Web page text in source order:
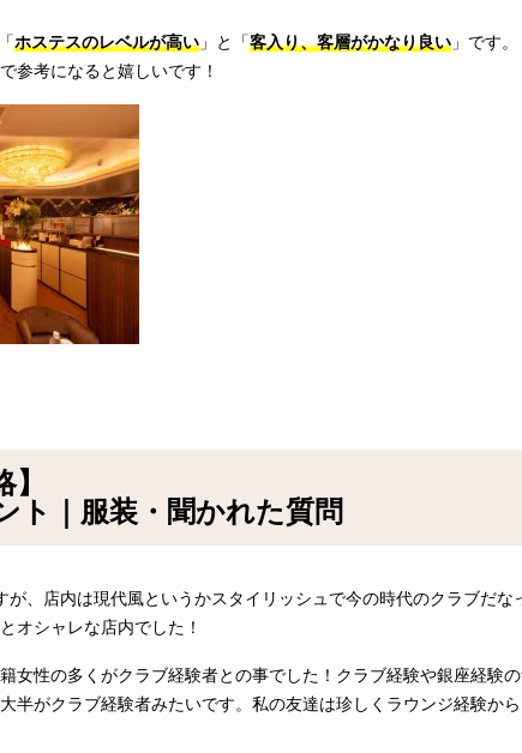
ホステスのレベルが高い 」と「客入り、客層がかなり良い 」です。
参考になると嬉しいです！
】
ト｜服装・聞かれた質問
が、店内は現代風というかスタイリッシュで今の時代のクラブだな
オシャレな店内でした！
女性の多くがクラブ経験者との事でした！クラブ経験や銀座経験
半がクラブ経験者みたいです。私の友達は珍しくラウンジ経験か